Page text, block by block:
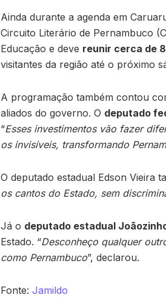
Ainda durante a agenda em
Circuito Literário de Pernambuco
Educação e deve reunir cerca de
visitantes da região até o próximo
A programação também contou
aliados do governo. O deputado
“Esses investimentos vão fazer
os invisíveis, transformando
O deputado estadual Edson Vieira
os cantos do Estado, sem
Já o deputado estadual
Estado. “Desconheço qualquer
como Pernambuco”, declarou.
Fonte: Jamildo